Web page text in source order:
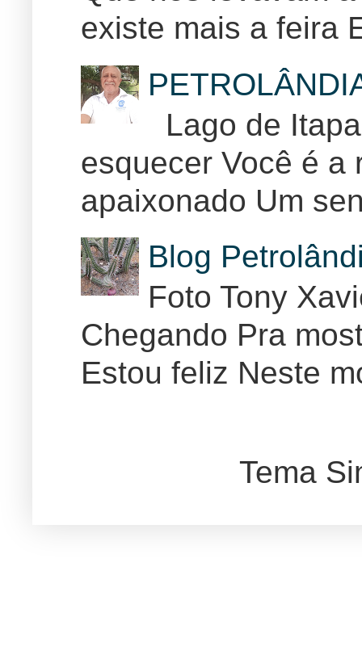
existe mais a feira
Lago de
esquecer Você é a
apaixonado Um
Blog
Foto Tony
Chegando Pra
Estou feliz Neste
Tema